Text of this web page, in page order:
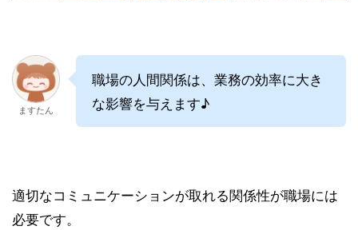
ますたん
職場の人間関係は、業務の効率に大き
な影響を与えます♪
適切なコミュニケーションが取れる関係性が職場には
必要です。